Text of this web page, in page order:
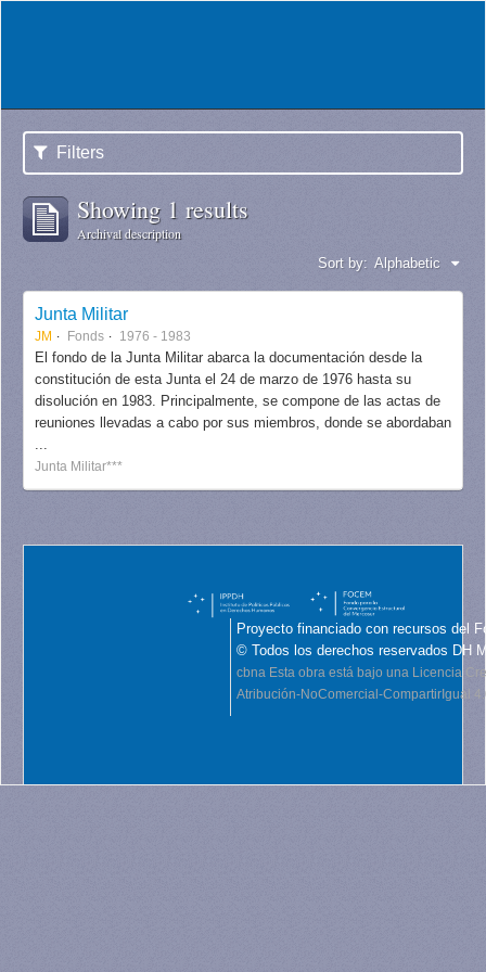
Filters
Showing 1 results
Archival description
Sort by: Alphabetic
Junta Militar
JM Fonds 1976 - 1983
El fondo de la Junta Militar abarca la documentación desde la
constitución de esta Junta el 24 de marzo de 1976 hasta su
disolución en 1983. Principalmente, se compone de las actas de
reuniones llevadas a cabo por sus miembros, donde se abordaban
...
Junta Militar***
Proyecto financiado con recursos del
© Todos los derechos reservados DH
cbna Esta obra está bajo una Licencia
Atribución-NoComercial-CompartirIgual